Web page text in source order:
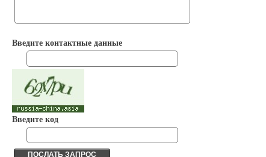
Введите контактные данные
Введите код